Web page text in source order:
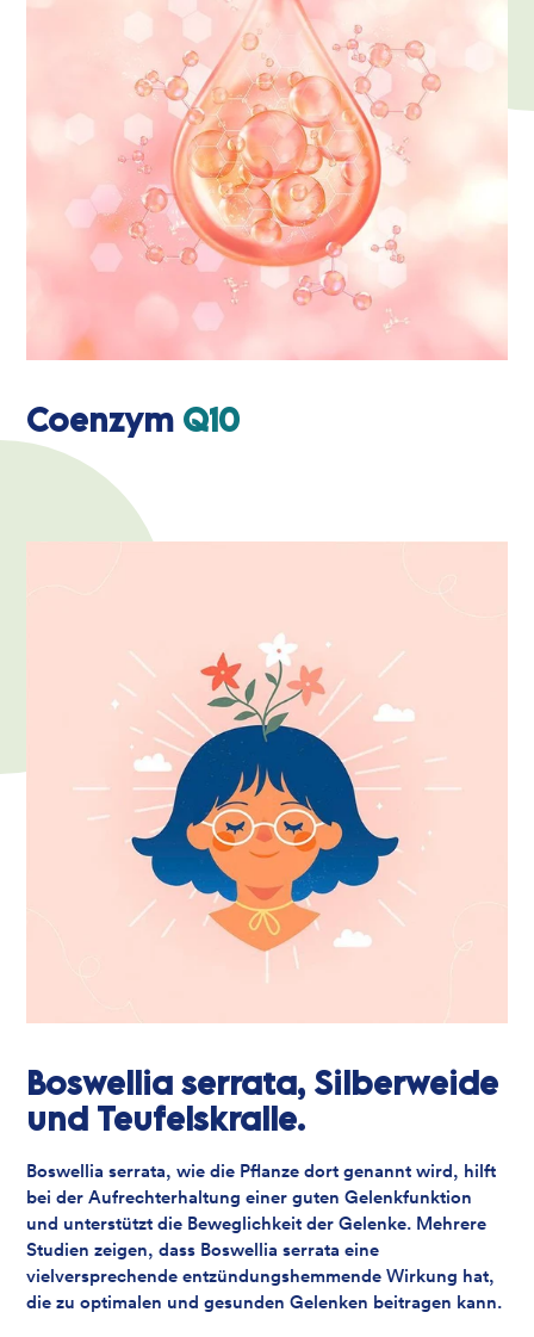
Coenzym Q10
Boswellia serrata, Silberweide
und Teufelskralle.
Boswellia serrata, wie die Pflanze dort genannt wird, hilft
bei der Aufrechterhaltung einer guten Gelenkfunktion
und unterstützt die Beweglichkeit der Gelenke. Mehrere
Studien zeigen, dass Boswellia serrata eine
vielversprechende entzündungshemmende Wirkung hat,
die zu optimalen und gesunden Gelenken beitragen kann.